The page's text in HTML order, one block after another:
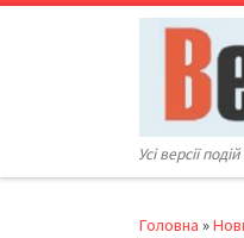
Перейти до вмісту
Усі версії
Головна »